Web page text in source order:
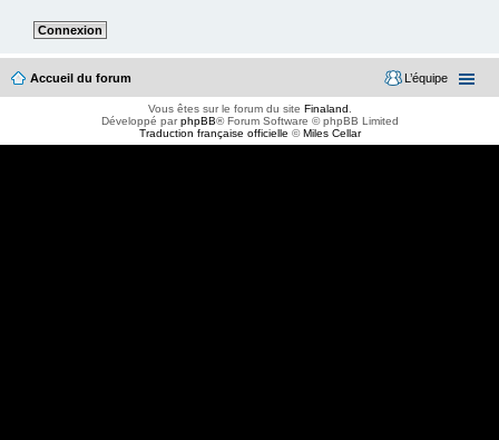
Accueil du forum L’équipe
Vous êtes sur le forum du site Finaland
Développé parphpBB® Forum Software © phpBB Limited
Traduction française officielle ©Miles Cellar